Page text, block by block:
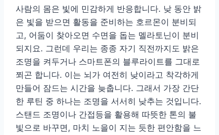
사람의 몸은 빛에 민감하게 반응합니다. 낮 동안 밝
은 빛을 받으면 활동을 준비하는 호르몬이 분비되
고, 어둠이 찾아오면 수면을 돕는 멜라토닌이 분비
되지요. 그런데 우리는 종종 자기 직전까지도 밝은
조명을 켜두거나 스마트폰의 블루라이트를 그대로
쬐곤 합니다. 이는 뇌가 여전히 낮이라고 착각하게
만들어 잠드는 시간을 늦춥니다. 그래서 가장 간단
한 루틴 중 하나는 조명을 서서히 낮추는 것입니다.
스탠드 조명이나 간접등을 활용해 따뜻한 톤의 불
빛으로 바꾸면, 마치 노을이 지는 듯한 편안함을 느